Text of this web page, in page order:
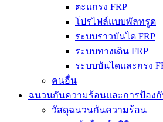
ตะแกรง FRP
โปรไฟล์แบบพัลทรูด
ระบบราวบันได FRP
ระบบทางเดิน FRP
ระบบบันไดและกรง
คนอื่น
ฉนวนกันความร้อนและการป้อง
วัสดุฉนวนกันความร้อน